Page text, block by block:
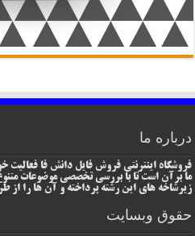
درباره ما
ما برآن است تا با بررسی تخصصی موضوعات
زیرشاخه های این رشته پرداخته و آن ها را از
حقوق وبسایت